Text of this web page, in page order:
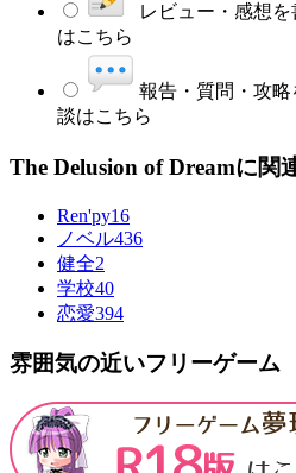
レビュー・感想を
はこちら
報告・質問・攻略
談はこちら
The Delusion of Dreamに関
Ren'py16
ノベル436
健全2
学校40
恋愛394
雰囲気の近いフリーゲーム